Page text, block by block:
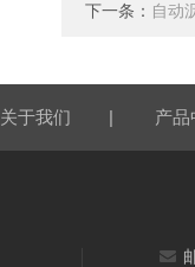
下一条： 自动
关于我们 | 产品